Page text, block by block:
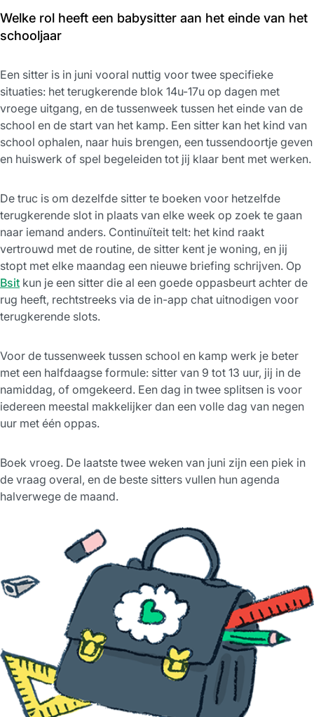
Welke rol heeft een babysitter aan het einde van het
schooljaar
Een sitter is in juni vooral nuttig voor twee specifieke
situaties: het terugkerende blok 14u-17u op dagen met
vroege uitgang, en de tussenweek tussen het einde van de
school en de start van het kamp. Een sitter kan het kind van
school ophalen, naar huis brengen, een tussendoortje geven
en huiswerk of spel begeleiden tot jij klaar bent met werken.
De truc is om dezelfde sitter te boeken voor hetzelfde
terugkerende slot in plaats van elke week op zoek te gaan
naar iemand anders. Continuïteit telt: het kind raakt
vertrouwd met de routine, de sitter kent je woning, en jij
stopt met elke maandag een nieuwe briefing schrijven. Op
Bsit kun je een sitter die al een goede oppasbeurt achter de
rug heeft, rechtstreeks via de in-app chat uitnodigen voor
terugkerende slots.
Voor de tussenweek tussen school en kamp werk je beter
met een halfdaagse formule: sitter van 9 tot 13 uur, jij in de
namiddag, of omgekeerd. Een dag in twee splitsen is voor
iedereen meestal makkelijker dan een volle dag van negen
uur met één oppas.
Boek vroeg. De laatste twee weken van juni zijn een piek in
de vraag overal, en de beste sitters vullen hun agenda
halverwege de maand.